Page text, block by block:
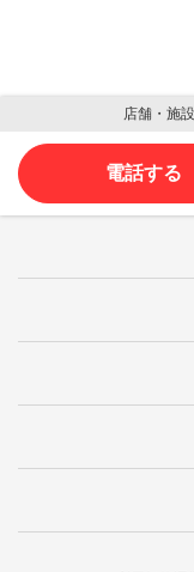
店舗・施
電話する